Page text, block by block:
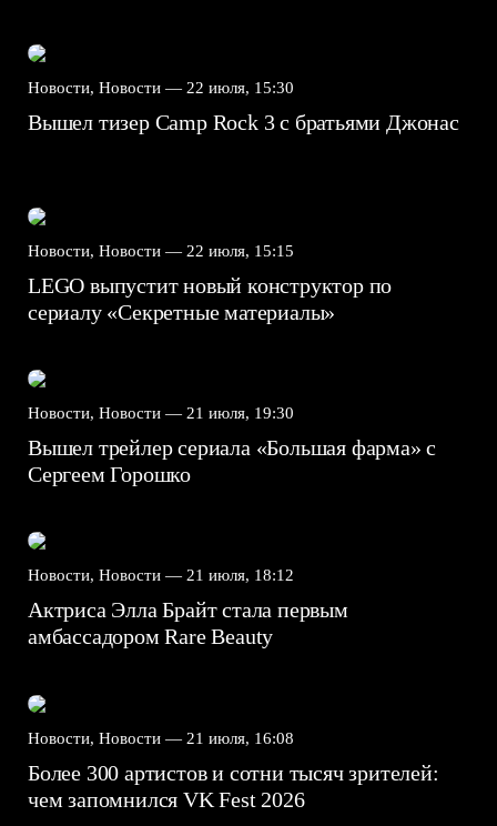
Новости, Новости — 22 июля, 15:30
Вышел тизер Camp Rock 3 с братьями Джонас
Новости, Новости — 22 июля, 15:15
LEGO выпустит новый конструктор по
сериалу «Секретные материалы»
Новости, Новости — 21 июля, 19:30
Вышел трейлер сериала «Большая фарма» с
Сергеем Горошко
Новости, Новости — 21 июля, 18:12
Актриса Элла Брайт стала первым
амбассадором Rare Beauty
Новости, Новости — 21 июля, 16:08
Более 300 артистов и сотни тысяч зрителей:
чем запомнился VK Fest 2026